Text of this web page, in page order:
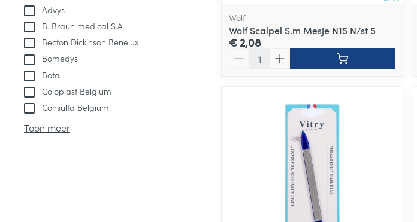
Advys
B. Braun medical S.A.
Becton Dickinson Benelux
Bomedys
Bota
Coloplast Belgium
Consulta Belgium
Toon meer
Wolf
Wolf Scalpel S.m Mesje N15 N/st 5
€ 2,08